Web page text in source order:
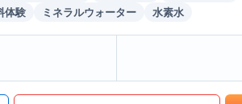
体験 ミネラルウォーター 水素水